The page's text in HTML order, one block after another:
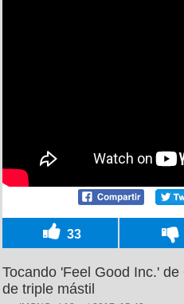
33
Tocando 'Feel Good Inc.'
de triple mástil